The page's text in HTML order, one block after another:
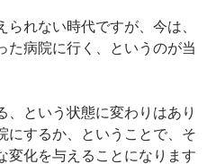
れない時代ですが、今は、
た病院に行く、というのが当
、という状態に変わりはあり
にするか、ということで、そ
変化を与えることになります